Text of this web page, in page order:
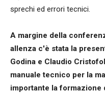
sprechi ed errori tecnici.
A margine della
allenza c'è stata la
Godina e Claudio
manuale tecnico per la
importante la formazione